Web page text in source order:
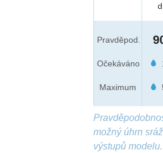
Pravděpod.
Očekáváno
Maximum
možný úhrn
výstupů modelu.